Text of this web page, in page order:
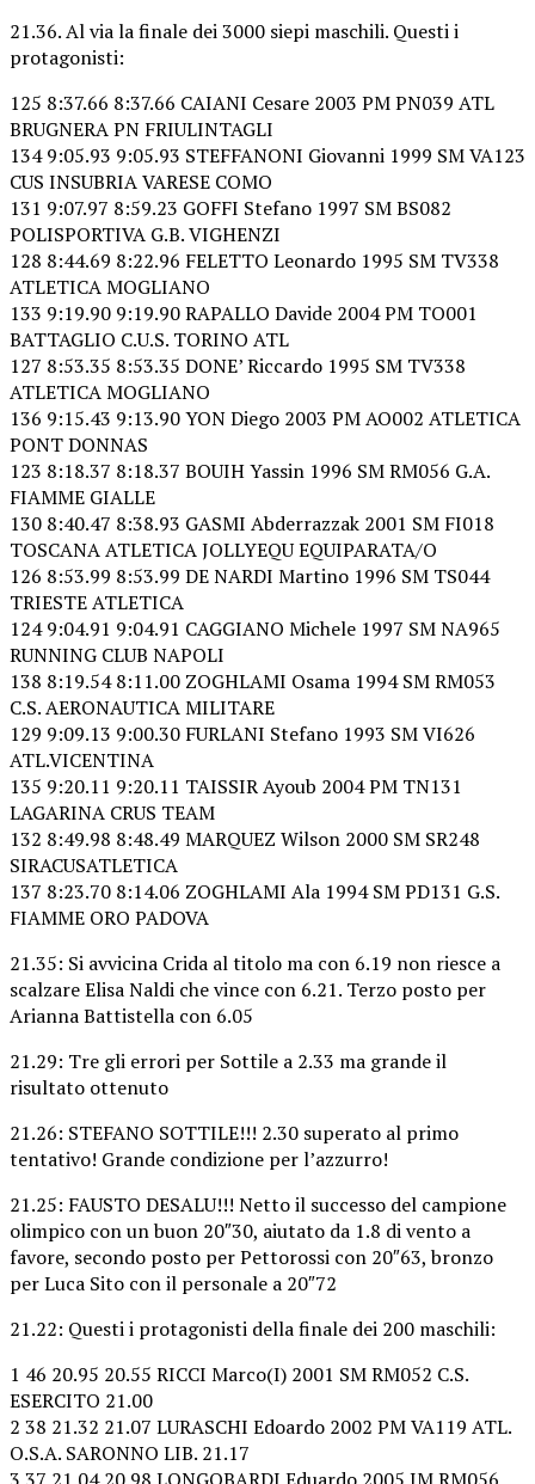
21.36. Al via la finale dei 3000 siepi maschili. Questi i
protagonisti:
125 8:37.66 8:37.66 CAIANI Cesare 2003 PM PN039 ATL
BRUGNERA PN FRIULINTAGLI
134 9:05.93 9:05.93 STEFFANONI Giovanni 1999 SM VA123
CUS INSUBRIA VARESE COMO
131 9:07.97 8:59.23 GOFFI Stefano 1997 SM BS082
POLISPORTIVA G.B. VIGHENZI
128 8:44.69 8:22.96 FELETTO Leonardo 1995 SM TV338
ATLETICA MOGLIANO
133 9:19.90 9:19.90 RAPALLO Davide 2004 PM TO001
BATTAGLIO C.U.S. TORINO ATL
127 8:53.35 8:53.35 DONE’ Riccardo 1995 SM TV338
ATLETICA MOGLIANO
136 9:15.43 9:13.90 YON Diego 2003 PM AO002 ATLETICA
PONT DONNAS
123 8:18.37 8:18.37 BOUIH Yassin 1996 SM RM056 G.A.
FIAMME GIALLE
130 8:40.47 8:38.93 GASMI Abderrazzak 2001 SM FI018
TOSCANA ATLETICA JOLLYEQU EQUIPARATA/O
126 8:53.99 8:53.99 DE NARDI Martino 1996 SM TS044
TRIESTE ATLETICA
124 9:04.91 9:04.91 CAGGIANO Michele 1997 SM NA965
RUNNING CLUB NAPOLI
138 8:19.54 8:11.00 ZOGHLAMI Osama 1994 SM RM053
C.S. AERONAUTICA MILITARE
129 9:09.13 9:00.30 FURLANI Stefano 1993 SM VI626
ATL.VICENTINA
135 9:20.11 9:20.11 TAISSIR Ayoub 2004 PM TN131
LAGARINA CRUS TEAM
132 8:49.98 8:48.49 MARQUEZ Wilson 2000 SM SR248
SIRACUSATLETICA
137 8:23.70 8:14.06 ZOGHLAMI Ala 1994 SM PD131 G.S.
FIAMME ORO PADOVA
21.35: Si avvicina Crida al titolo ma con 6.19 non riesce a
scalzare Elisa Naldi che vince con 6.21. Terzo posto per
Arianna Battistella con 6.05
21.29: Tre gli errori per Sottile a 2.33 ma grande il
risultato ottenuto
21.26: STEFANO SOTTILE!!! 2.30 superato al primo
tentativo! Grande condizione per l’azzurro!
21.25: FAUSTO DESALU!!! Netto il successo del campione
olimpico con un buon 20″30, aiutato da 1.8 di vento a
favore, secondo posto per Pettorossi con 20″63, bronzo
per Luca Sito con il personale a 20″72
21.22: Questi i protagonisti della finale dei 200 maschili:
1 46 20.95 20.55 RICCI Marco(I) 2001 SM RM052 C.S.
ESERCITO 21.00
2 38 21.32 21.07 LURASCHI Edoardo 2002 PM VA119 ATL.
O.S.A. SARONNO LIB. 21.17